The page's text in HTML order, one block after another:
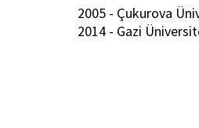
2005 - Çukurova
2014 - Gazi